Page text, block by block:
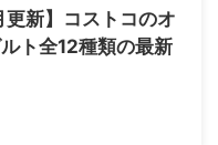
更新】コストコのオ
ト全12種類の最新